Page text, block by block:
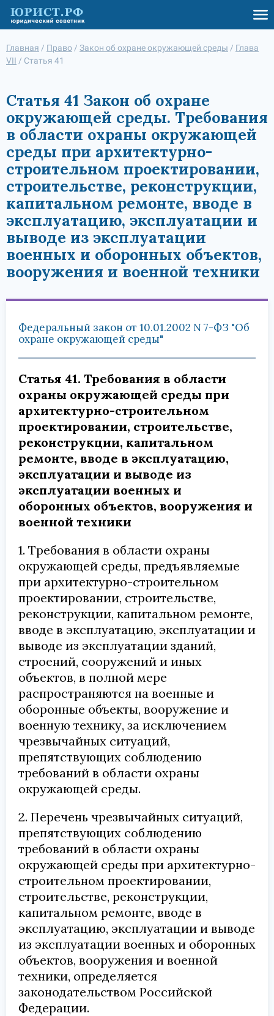
Главная / Право / Закон об охране окружающей среды / Глава
VII / Статья 41
Статья 41 Закон об охране
окружающей среды. Требования
в области охраны окружающей
среды при архитектурно-
строительном проектировании,
строительстве, реконструкции,
капитальном ремонте, вводе в
эксплуатацию, эксплуатации и
выводе из эксплуатации
военных и оборонных объектов,
вооружения и военной техники
Федеральный закон от 10.01.2002 N 7-ФЗ "Об
охране окружающей среды"
Статья 41. Требования в области
охраны окружающей среды при
архитектурно-строительном
проектировании, строительстве,
реконструкции, капитальном
ремонте, вводе в эксплуатацию,
эксплуатации и выводе из
эксплуатации военных и
оборонных объектов, вооружения и
военной техники
1. Требования в области охраны
окружающей среды, предъявляемые
при архитектурно-строительном
проектировании, строительстве,
реконструкции, капитальном ремонте,
вводе в эксплуатацию, эксплуатации и
выводе из эксплуатации зданий,
строений, сооружений и иных
объектов, в полной мере
распространяются на военные и
оборонные объекты, вооружение и
военную технику, за исключением
чрезвычайных ситуаций,
препятствующих соблюдению
требований в области охраны
окружающей среды.
2. Перечень чрезвычайных ситуаций,
препятствующих соблюдению
требований в области охраны
окружающей среды при архитектурно-
строительном проектировании,
строительстве, реконструкции,
капитальном ремонте, вводе в
эксплуатацию, эксплуатации и выводе
из эксплуатации военных и оборонных
объектов, вооружения и военной
техники, определяется
законодательством Российской
Федерации.